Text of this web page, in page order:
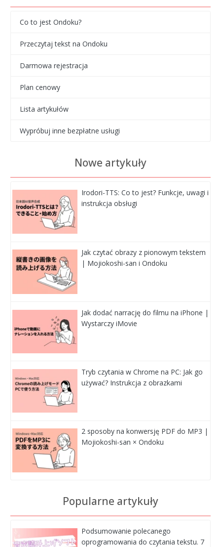
Co to jest Ondoku?
Przeczytaj tekst na Ondoku
Darmowa rejestracja
Plan cenowy
Lista artykułów
Wypróbuj inne bezpłatne usługi
Nowe artykuły
Irodori-TTS: Co to jest? Funkcje, uwagi i
instrukcja obsługi
Jak czytać obrazy z pionowym tekstem
| Mojiokoshi-san i Ondoku
Jak dodać narrację do filmu na iPhone |
Wystarczy iMovie
Tryb czytania w Chrome na PC: Jak go
używać? Instrukcja z obrazkami
2 sposoby na konwersję PDF do MP3 |
Mojiokoshi-san × Ondoku
Popularne artykuły
Podsumowanie polecanego
oprogramowania do czytania tekstu. 7